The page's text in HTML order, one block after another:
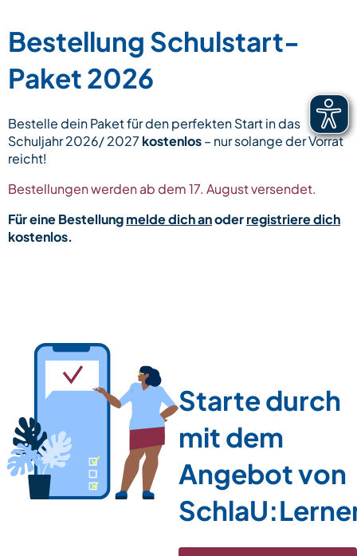
Bestellung Schulstart-
Paket 2026
Bestelle dein Paket für den perfekten Start in das
Schuljahr 2026/ 2027 kostenlos– nur solange der Vorrat
reicht!
Bestellungen werden ab dem 17. August versendet.
Für eine Bestellungmelde dich anoderregistriere dich
kostenlos.
Starte durch
mit dem
Angebot von